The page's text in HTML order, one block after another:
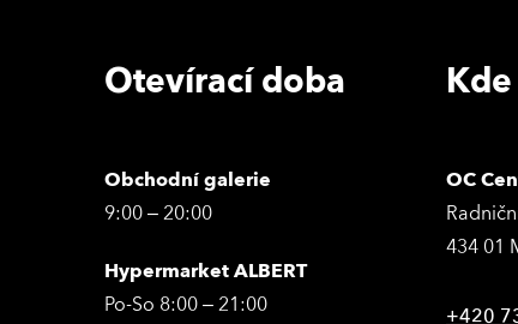
Otevírací doba
Obchodní galerie
9:00 – 20:00
Hypermarket ALBERT
Po-So 8:00 – 21:00
OC
434 01
+420